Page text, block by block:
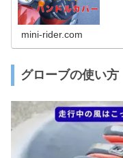
mini-rider.com
グローブの使い方